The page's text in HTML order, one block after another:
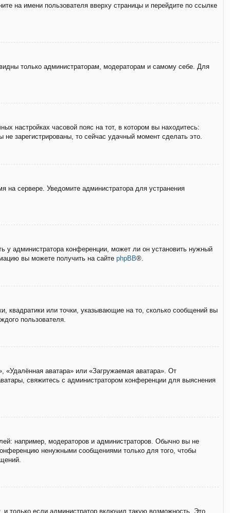
на имени пользователя вверху страницы и перейдите по ссылке
только администраторам, модераторам и самому себе. Для
настройках часовой пояс на тот, в котором вы находитесь:
не зарегистрированы, то сейчас удачный момент сделать это.
на сервере. Уведомите администратора для устранения
у администратора конференции, может ли он установить нужный
вы можете получить на сайте phpBB®.
квадратики или точки, указывающие на то, сколько сообщений вы
пользователя.
«Удалённая аватара» или «Загружаемая аватара». От
свяжитесь с администратором конференции для выяснения
например, модераторов и администраторов. Обычно вы не
ненужными сообщениями только для того, чтобы
только если администратор включил такую возможность. Это